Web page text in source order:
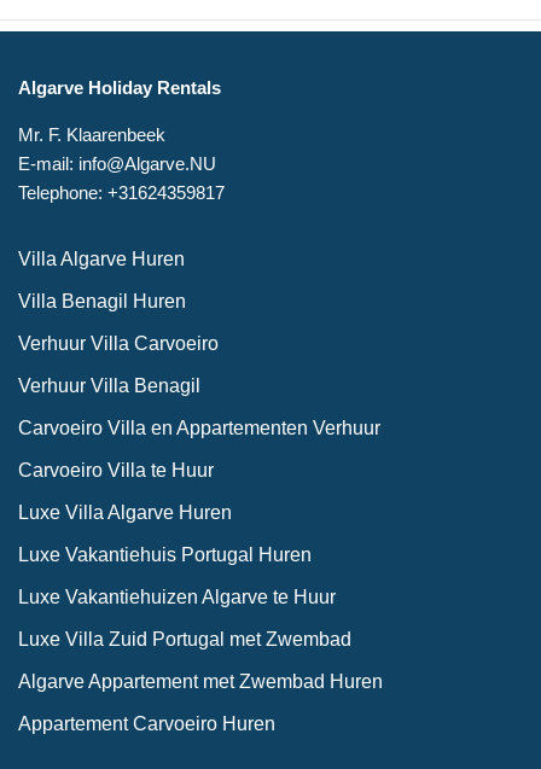
Algarve Holiday Rentals
Mr. F. Klaarenbeek
E-mail: info@Algarve.NU
Telephone: +31624359817
Villa Algarve Huren
Villa Benagil Huren
Verhuur Villa Carvoeiro
Verhuur Villa Benagil
Carvoeiro Villa en Appartementen Verhuur
Carvoeiro Villa te Huur
Luxe Villa Algarve Huren
Luxe Vakantiehuis Portugal Huren
Luxe Vakantiehuizen Algarve te Huur
Luxe Villa Zuid Portugal met Zwembad
Algarve Appartement met Zwembad Huren
Appartement Carvoeiro Huren